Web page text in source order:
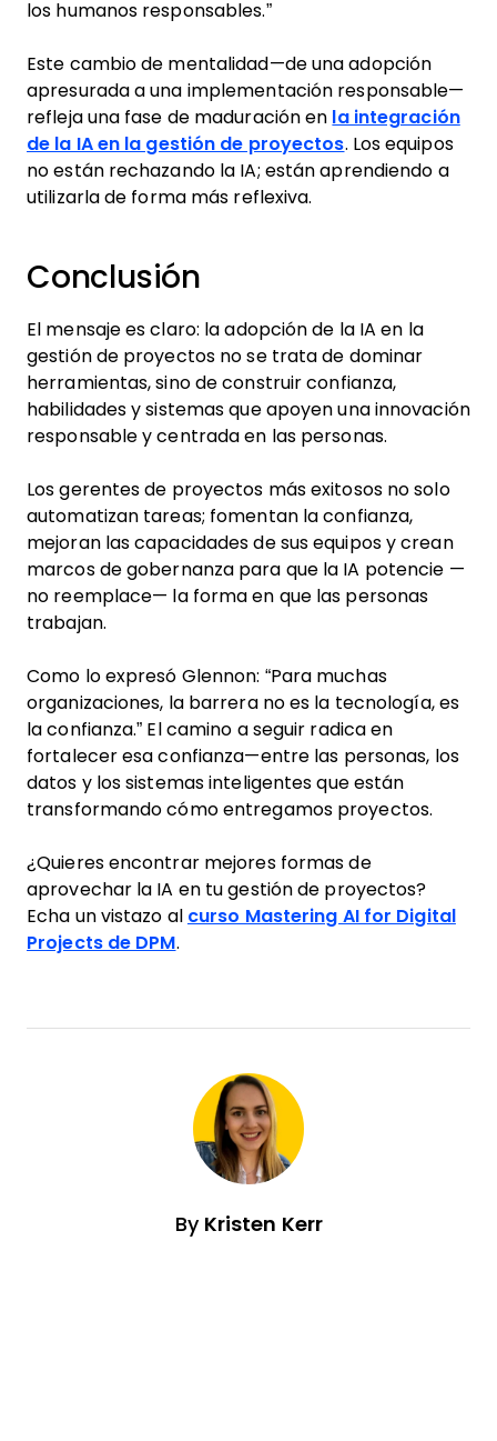
los humanos responsables.”
Este cambio de mentalidad—de una adopción
apresurada a una implementación responsable—
refleja una fase de maduración en la integración
de la IA en la gestión de proyectos. Los equipos
no están rechazando la IA; están aprendiendo a
utilizarla de forma más reflexiva.
Conclusión
El mensaje es claro: la adopción de la IA en la
gestión de proyectos no se trata de dominar
herramientas, sino de construir confianza,
habilidades y sistemas que apoyen una innovación
responsable y centrada en las personas.
Los gerentes de proyectos más exitosos no solo
automatizan tareas; fomentan la confianza,
mejoran las capacidades de sus equipos y crean
marcos de gobernanza para que la IA potencie —
no reemplace— la forma en que las personas
trabajan.
Como lo expresó Glennon: “Para muchas
organizaciones, la barrera no es la tecnología, es
la confianza.” El camino a seguir radica en
fortalecer esa confianza—entre las personas, los
datos y los sistemas inteligentes que están
transformando cómo entregamos proyectos.
¿Quieres encontrar mejores formas de
aprovechar la IA en tu gestión de proyectos?
Echa un vistazo al curso Mastering AI for Digital
Projects de DPM.
By Kristen Kerr